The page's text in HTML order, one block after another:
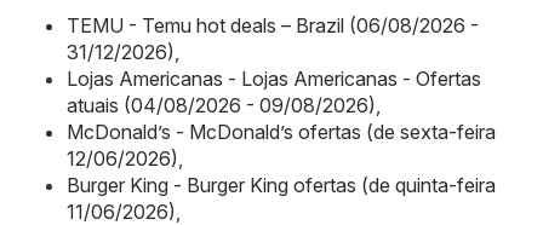
TEMU - Temu hot deals – Brazil (06/08/2026 -
31/12/2026)
Lojas Americanas - Lojas Americanas - Ofertas
atuais (04/08/2026 - 09/08/2026)
McDonald’s - McDonald’s ofertas (de sexta-feira
12/06/2026)
Burger King - Burger King ofertas (de quinta-feira
11/06/2026)